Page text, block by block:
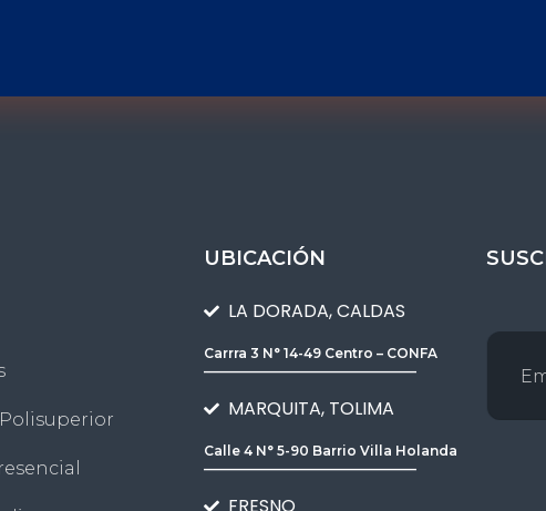
UBICACIÓN
LA DORADA, CALDAS
Carrra 3 N° 14-49 Centro – CONFA
MARQUITA, TOLIMA
Calle 4 N° 5-90 Barrio Villa Holanda